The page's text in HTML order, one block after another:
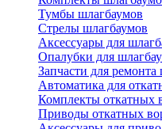
Тумбы шлагбаумов
Стрелы шлагбаумов
Аксессуары для
Опалубки для
Запчасти для ремонта
Автоматика для
Комплекты откатных
Приводы откатных